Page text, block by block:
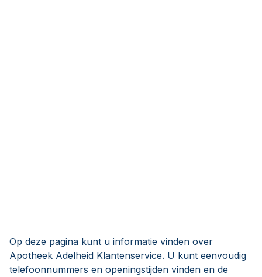
Op deze pagina kunt u informatie vinden over
Apotheek Adelheid Klantenservice. U kunt eenvoudig
telefoonnummers en openingstijden vinden en de